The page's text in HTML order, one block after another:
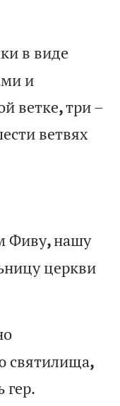
и в виде
ми и
ветке,три–
ести ветвях
Фиву,нашу
ницуцеркви
святилища,
гер.